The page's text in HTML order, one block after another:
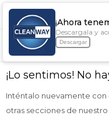
¡Ahora
Descargala y
Descargar

NO SE HAN
¡Lo sentimos! No
Inténtalo nuevamente
otras secciones de